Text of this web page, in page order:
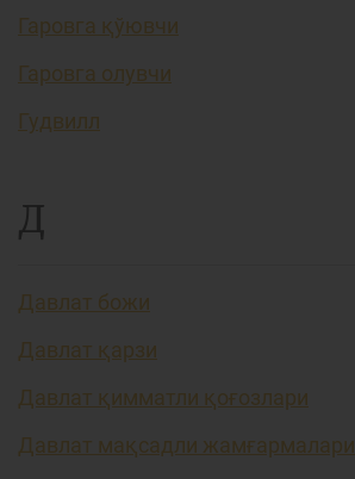
Гаровга қўювчи
Гаровга олувчи
Гудвилл
Д
Давлат божи
Давлат қарзи
Давлат қимматли қоғозлари
Давлат мақсадли жамғармалари